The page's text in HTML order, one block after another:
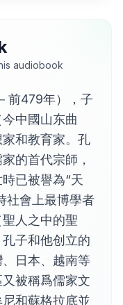
audiobook
前479年），子
中國山东曲
和教育家。孔
的首代宗師，
已被譽為“天
社會上最博學者
人之中的聖
子和他创立的
日本、越南等
被稱爲儒家文
和蘇格拉底並